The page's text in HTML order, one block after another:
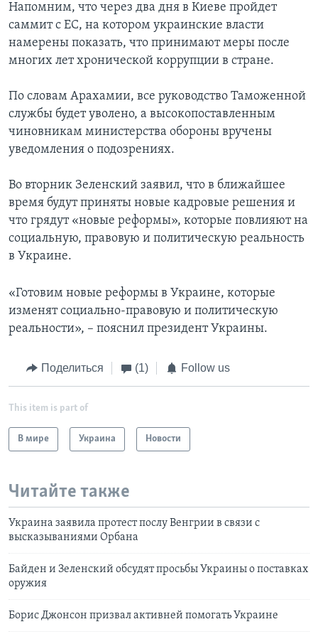
Напомним, что через два дня в Киеве пройдет
саммит с ЕС, на котором украинские власти
намерены показать, что принимают меры после
многих лет хронической коррупции в стране.
По словам Арахамии, все руководство Таможенной
службы будет уволено, а высокопоставленным
чиновникам министерства обороны вручены
уведомления о подозрениях.
Во вторник Зеленский заявил, что в ближайшее
время будут приняты новые кадровые решения и
что грядут «новые реформы», которые повлияют на
социальную, правовую и политическую реальность
в Украине.
«Готовим новые реформы в Украине, которые
изменят социально-правовую и политическую
реальности», – пояснил президент Украины.
Поделиться (1) Follow us
This item is part of
В мире Украина Новости
Читайте также
Украина заявила протест послу Венгрии в связи с
высказываниями Орбана
Байден и Зеленский обсудят просьбы Украины о поставках
оружия
Борис Джонсон призвал активней помогать Украине